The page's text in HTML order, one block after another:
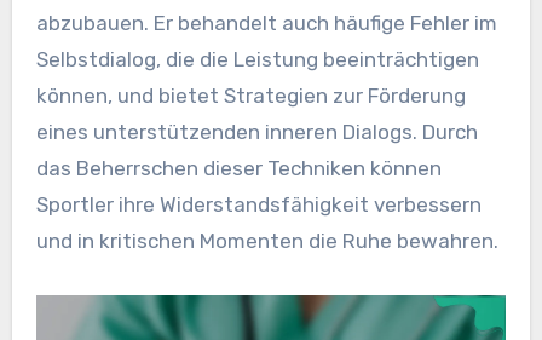
abzubauen. Er behandelt auch häufige Fehler im
Selbstdialog, die die Leistung beeinträchtigen
können, und bietet Strategien zur Förderung
eines unterstützenden inneren Dialogs. Durch
das Beherrschen dieser Techniken können
Sportler ihre Widerstandsfähigkeit verbessern
und in kritischen Momenten die Ruhe bewahren.